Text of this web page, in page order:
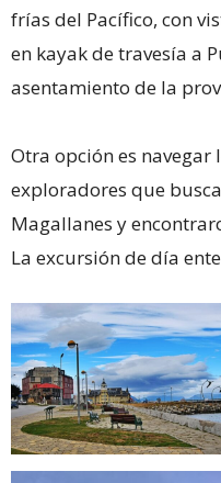
frías del Pacífico, con
en kayak de travesía a
asentamiento de la
Otra opción es navegar
exploradores que
Magallanes y
La excursión de día